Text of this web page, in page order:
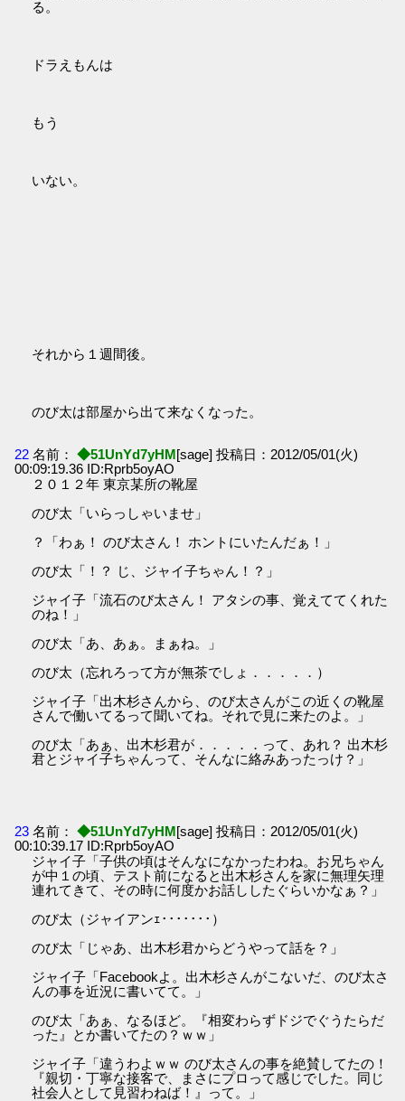
る。
ドラえもんは
もう
いない。
それから１週間後。
のび太は部屋から出て来なくなった。
22 名前： ◆51UnYd7yHM[sage] 投稿日：2012/05/01(火)
00:09:19.36 ID:Rprb5oyAO
２０１２年 東京某所の靴屋
のび太「いらっしゃいませ」
？「わぁ！ のび太さん！ ホントにいたんだぁ！」
のび太「！？ じ、ジャイ子ちゃん！？」
ジャイ子「流石のび太さん！ アタシの事、覚えててくれた
のね！」
のび太「あ、あぁ。まぁね。」
のび太（忘れろって方が無茶でしょ．．．．．）
ジャイ子「出木杉さんから、のび太さんがこの近くの靴屋
さんで働いてるって聞いてね。それで見に来たのよ。」
のび太「あぁ、出木杉君が．．．．．って、あれ？ 出木杉
君とジャイ子ちゃんって、そんなに絡みあったっけ？」
23 名前： ◆51UnYd7yHM[sage] 投稿日：2012/05/01(火)
00:10:39.17 ID:Rprb5oyAO
ジャイ子「子供の頃はそんなになかったわね。お兄ちゃん
が中１の頃、テスト前になると出木杉さんを家に無理矢理
連れてきて、その時に何度かお話ししたぐらいかなぁ？」
のび太（ジャイアンｪ･･･････）
のび太「じゃあ、出木杉君からどうやって話を？」
ジャイ子「Facebookよ。出木杉さんがこないだ、のび太さ
んの事を近況に書いてて。」
のび太「あぁ、なるほど。『相変わらずドジでぐうたらだ
った』とか書いてたの？ｗｗ」
ジャイ子「違うわよｗｗ のび太さんの事を絶賛してたの！
『親切・丁寧な接客で、まさにプロって感じでした。同じ
社会人として見習わねば！』って。」